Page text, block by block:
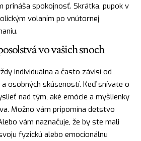
prináša spokojnosť. Skrátka, pupok v
volaním po vnútornej
vo vašich snoch
individuálna a často závisí od
osobných skúseností. Keď snívate o
nad tým, aké emócie a myšlienky
Možno vám pripomína detstvo
vám naznačuje, že by ste mali
fyzickú alebo emocionálnu